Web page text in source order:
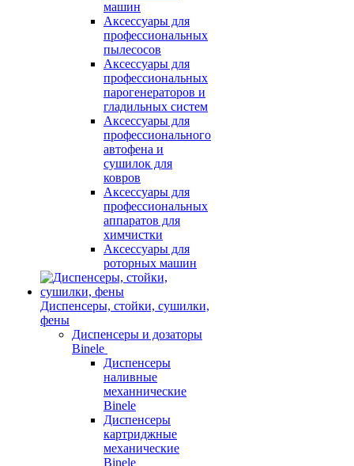
машин
Аксессуары для
профессиональных
пылесосов
Аксессуары для
профессиональных
парогенераторов и
гладильных систем
Аксессуары для
профессионального
автофена и
сушилок для
ковров
Аксессуары для
профессиональных
аппаратов для
химчистки
Аксессуары для
роторных машин
Диспенсеры, стойки, сушилки,
фены
Диспенсеры и дозаторы
Binele
Диспенсеры
наливные
механнические
Binele
Диспенсеры
картриджные
механические
Binele